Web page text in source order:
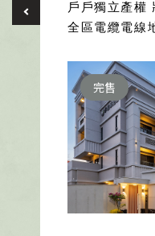
戶戶獨立產權
全區電纜電線
鮪魚文化觀
業、讓經濟發
謝政府大手
「機九」機關
計4.2公頃，
型， 打造成
福、文化及休
預計在2024年
完售